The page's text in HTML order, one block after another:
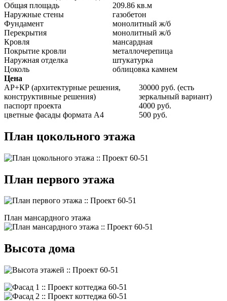
Общая площадь
209.86 кв.м
Наружные стены
газобетон
Фундамент
монолитный ж/б
Перекрытия
монолитный ж/б
Кровля
мансардная
Покрытие кровли
металлочерепица
Наружная отделка
штукатурка
Цоколь
облицовка камнем
Цена
АР+КР (архитектурные решения,
конструктивные решения)
30000 руб. (есть
зеркальный вариант)
паспорт проекта
4000 руб.
цветные фасады формата А4
500 руб.
План цокольного этажа
План первого этажа
План мансардного этажа
Высота дома